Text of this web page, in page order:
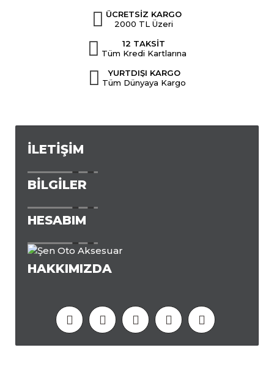
ÜCRETSİZ KARGO
2000 TL Üzeri
12 TAKSİT
Tüm Kredi Kartlarına
YURTDIŞI KARGO
Tüm Dünyaya Kargo
İLETIŞIM
BILGILER
HESABIM
HAKKIMIZDA